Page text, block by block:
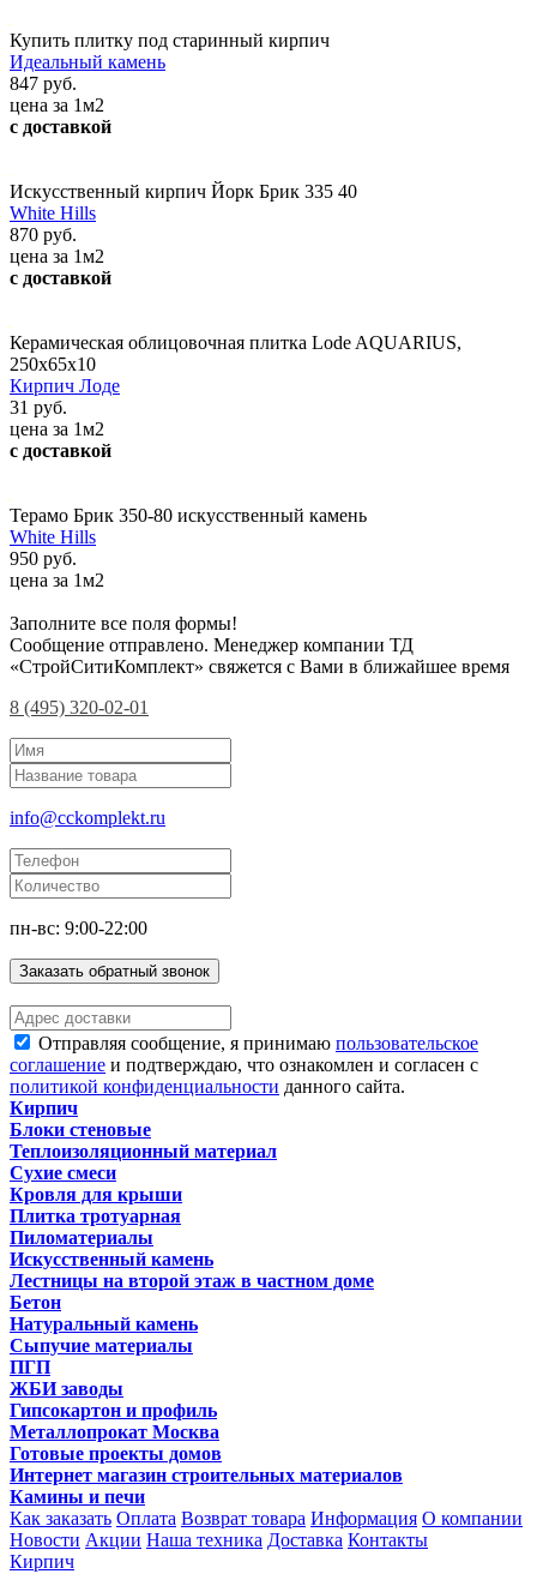
Купить плитку под старинный кирпич
Идеальный камень
847 руб.
цена за 1м2
с доставкой
Искусственный кирпич Йорк Брик 335 40
White Hills
870 руб.
цена за 1м2
с доставкой
Керамическая облицовочная плитка Lode AQUARIUS,
250x65x10
Кирпич Лоде
31 руб.
цена за 1м2
с доставкой
Терамо Брик 350-80 искусственный камень
White Hills
950 руб.
цена за 1м2
Заполните все поля формы!
Сообщение отправлено. Менеджер компании ТД
«СтройСитиКомплект» свяжется с Вами в ближайшее время
8 (495) 320-02-01
info@cckomplekt.ru
пн-вс: 9:00-22:00
Заказать обратный звонок
Отправляя сообщение, я принимаю пользовательское
соглашение и подтверждаю, что ознакомлен и согласен с
политикой конфиденциальности данного сайта.
Кирпич
Блоки стеновые
Теплоизоляционный материал
Сухие смеси
Кровля для крыши
Плитка тротуарная
Пиломатериалы
Искусственный камень
Лестницы на второй этаж в частном доме
Бетон
Натуральный камень
Сыпучие материалы
ПГП
ЖБИ заводы
Гипсокартон и профиль
Металлопрокат Москва
Готовые проекты домов
Интернет магазин строительных материалов
Камины и печи
Как заказать Оплата Возврат товара Информация О компании
Новости Акции Наша техника Доставка Контакты
Кирпич